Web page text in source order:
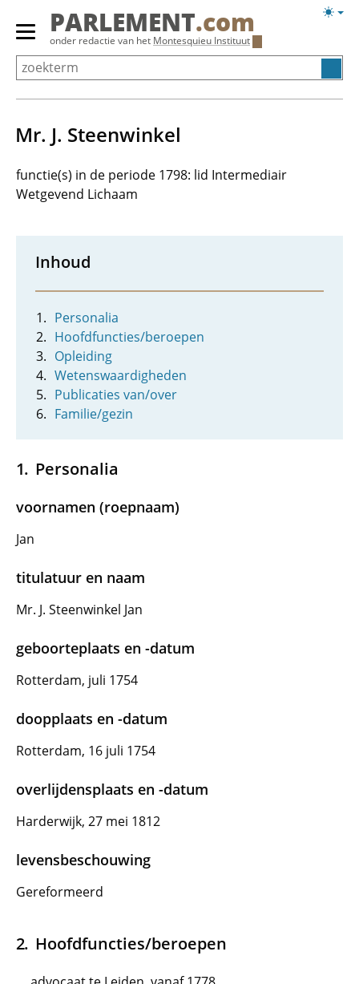
Overslaan
Primair
menu
tonen/verbergen
PARLEMENT.com
onder redactie van het Montesquieu Instituut
Mr. J. Steenwinkel
functie(s) in de periode 1798: lid Intermediair
Wetgevend Lichaam
Inhoud
Personalia
Hoofdfuncties/beroepen
Opleiding
Wetenswaardigheden
Publicaties van/over
Familie/gezin
Personalia
voornamen (roepnaam)
Jan
titulatuur en naam
Mr. J. Steenwinkel Jan
geboorteplaats en -datum
Rotterdam, juli 1754
doopplaats en -datum
Rotterdam, 16 juli 1754
overlijdensplaats en -datum
Harderwijk, 27 mei 1812
levensbeschouwing
Gereformeerd
Hoofdfuncties/beroepen